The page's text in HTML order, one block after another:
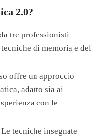
2.0?
tre professionisti
di memoria e del
offre un approccio
adatto sia ai
con le
Le tecniche insegnate